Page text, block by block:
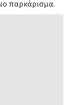
παρκάρισμα.